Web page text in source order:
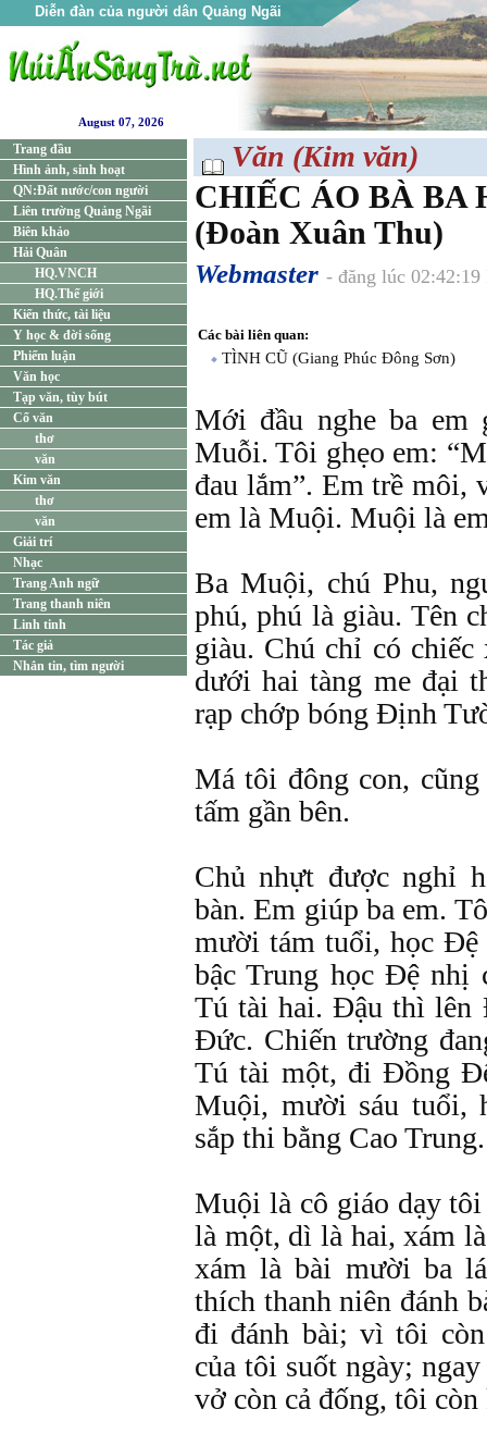
Diễn đàn của người dân Quảng Ngãi
August 07, 2026
Trang đầu
Hình ảnh, sinh hoạt
QN:Đất nước/con người
Liên trường Quảng Ngãi
Biên khảo
Hải Quân
HQ.VNCH
HQ.Thế giới
Kiến thức, tài liệu
Y học & đời sống
Phiếm luận
Văn học
Tạp văn, tùy bút
Cổ văn
thơ
văn
Kim văn
thơ
văn
Giải trí
Nhạc
Trang Anh ngữ
Trang thanh niên
Linh tinh
Tác giả
Nhắn tin, tìm người
Văn (Kim văn)
CHIẾC ÁO BÀ BA
(Đoàn Xuân Thu)
Webmaster - đăng lúc
Các bài liên quan:
TÌNH CŨ (Giang Phúc Đông Sơn)
Mới đầu nghe ba
Muỗi. Tôi ghẹo em:
đau lắm”. Em trề môi,
em là Muội. Muội là
Ba Muội, chú Phu,
phú, phú là giàu. Tên
giàu. Chú chỉ có
dưới hai tàng me đại
rạp chớp bóng Định
Má tôi đông con,
tấm gần bên.
Chủ nhựt được nghỉ
bàn. Em giúp ba em.
mười tám tuổi, học Đệ
bậc Trung học Đệ nhị
Tú tài hai. Đậu thì lên
Đức. Chiến trường
Tú tài một, đi Đồng
Muội, mười sáu tuổi,
sắp thi bằng Cao Trung.
Muội là cô giáo dạy
là một, dì là hai, xám
xám là bài mười ba
thích thanh niên đánh
đi đánh bài; vì tôi
của tôi suốt ngày;
vở còn cả đống, tôi